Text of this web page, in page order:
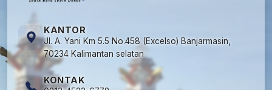
KANTOR
Jl. A. Yani Km 5.5 No.458 (Excelso) Banjarmasin,
70234 Kalimantan selatan
KONTAK